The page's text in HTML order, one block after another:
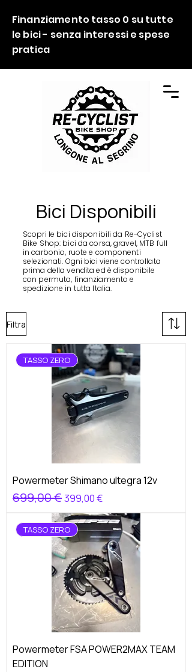
Finanziamento tasso 0 su tutte
le bici - senza interessi e spese
pratica
Bici Disponibili
Scopri le bici disponibili da Re-Cyclist
Bike Shop: bici da corsa, gravel, MTB full
in carbonio, ruote e componenti
selezionati. Ogni bici viene controllata
prima della vendita ed è disponibile
con permuta, finanziamento e
spedizione in tutta Italia.
Filtra
TASSO ZERO
Powermeter Shimano ultegra 12v
Prezzo regolare
699,00 € Prezzo scontato
399,00 €
TASSO ZERO
Powermeter FSA POWER2MAX TEAM
EDITION